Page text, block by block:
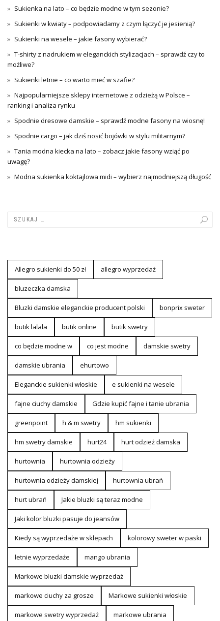
Sukienka na lato – co będzie modne w tym sezonie?
Sukienki w kwiaty – podpowiadamy z czym łączyć je jesienią?
Sukienki na wesele – jakie fasony wybierać?
T-shirty z nadrukiem w eleganckich stylizacjach – sprawdź czy to
możliwe?
Sukienki letnie – co warto mieć w szafie?
Najpopularniejsze sklepy internetowe z odzieżą w Polsce –
ranking i analiza rynku
Spodnie dresowe damskie – sprawdź modne fasony na wiosnę!
Spodnie cargo – jak dziś nosić bojówki w stylu militarnym?
Tania modna kiecka na lato – zobacz jakie fasony wziąć po
uwagę?
Modna sukienka koktajlowa midi – wybierz najmodniejszą długość
Allegro sukienki do 50 zł allegro wyprzedaż
bluzeczka damska
Bluzki damskie eleganckie producent polski bonprix sweter
butik lalala butik online butik swetry
co będzie modne w co jest modne damskie swetry
damskie ubrania ehurtowo
Eleganckie sukienki włoskie e sukienki na wesele
fajne ciuchy damskie Gdzie kupić fajne i tanie ubrania
greenpoint h & m swetry hm sukienki
hm swetry damskie hurt24 hurt odzież damska
hurtownia hurtownia odzieży
hurtownia odzieży damskiej hurtownia ubrań
hurt ubrań Jakie bluzki są teraz modne
Jaki kolor bluzki pasuje do jeansów
Kiedy są wyprzedaże w sklepach kolorowy sweter w paski
letnie wyprzedaże mango ubrania
Markowe bluzki damskie wyprzedaż
markowe ciuchy za grosze Markowe sukienki włoskie
markowe swetry wyprzedaż markowe ubrania